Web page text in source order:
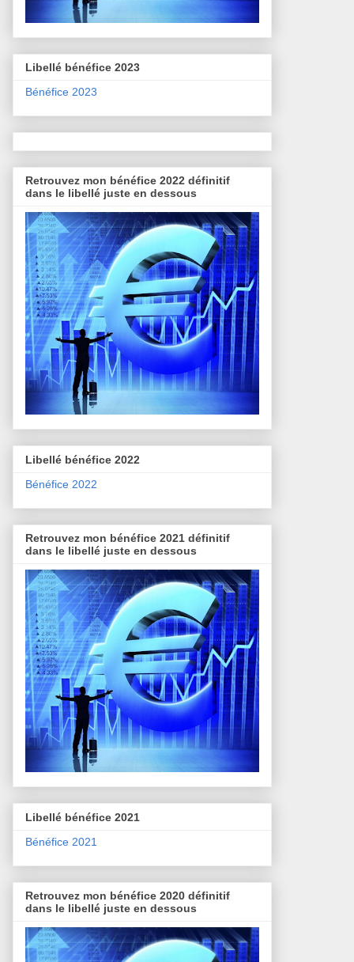
Libellé bénéfice 2023
Bénéfice 2023
Retrouvez mon bénéfice 2022 définitif
dans le libellé juste en dessous
Libellé bénéfice 2022
Bénéfice 2022
Retrouvez mon bénéfice 2021 définitif
dans le libellé juste en dessous
Libellé bénéfice 2021
Bénéfice 2021
Retrouvez mon bénéfice 2020 définitif
dans le libellé juste en dessous